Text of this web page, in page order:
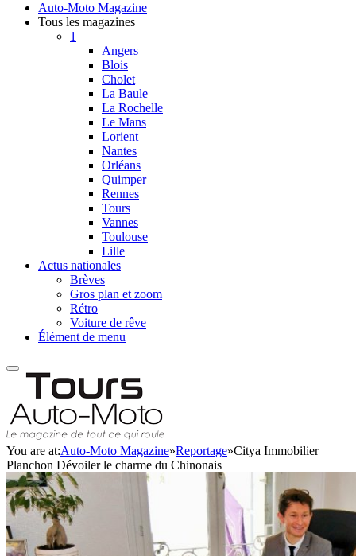
Auto-Moto Magazine
Tous les magazines
1
Angers
Blois
Cholet
La Baule
La Rochelle
Le Mans
Lorient
Nantes
Orléans
Quimper
Rennes
Tours
Vannes
Toulouse
Lille
Actus nationales
Brèves
Gros plan et zoom
Rétro
Voiture de rêve
Élément de menu
You are at:Auto-Moto Magazine»Reportage»Citya Immobilier
Planchon Dévoiler le charme du Chinonais